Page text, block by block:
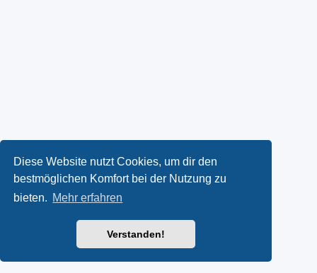
Diese Website nutzt Cookies, um dir den
bestmöglichen Komfort bei der Nutzung zu
bieten. Mehr erfahren
Verstanden!